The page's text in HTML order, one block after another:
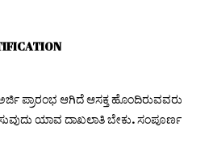
ಪ್ರಾರಂಭ ಆಗಿದೆ ಆಸಕ್ತ ಹೊಂದಿರುವವರು
ಯಾವ ದಾಖಲಾತಿ ಬೇಕು. ಸಂಪೂರ್ಣ